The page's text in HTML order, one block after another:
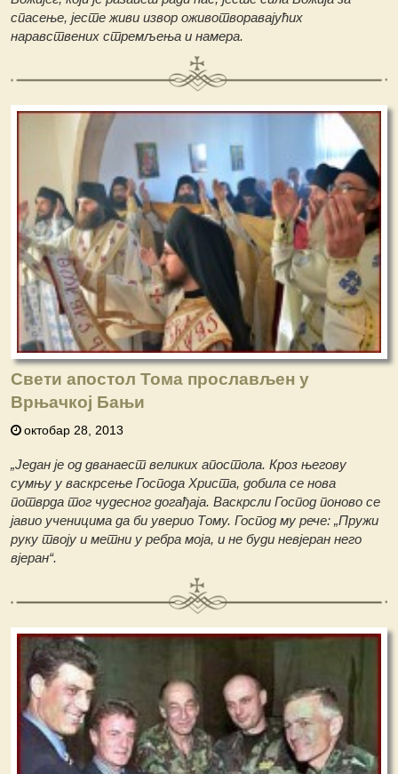
спасење, јесте живи извор оживотворавајућих
наравствених стремљења и намера.
Свети апостол Тома прослављен у
Врњачкој Бањи
октобар 28, 2013
„Један је од дванаест великих апостола. Кроз његову
сумњу у васкрсење Господа Христа, добила се нова
потврда тог чудесног догађаја. Васкрсли Господ поново се
јавио ученицима да би уверио Тому. Господ му рече: „Пружи
руку твоју и метни у ребра моја, и не буди невјеран него
вјеран“.